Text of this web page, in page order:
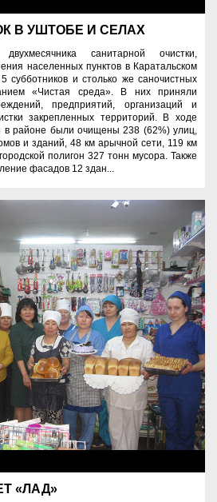
В УШТОБЕ И СЕЛАХ
санитарной очистки,
населенных пунктов в Каратальском
и столько же саночистных
«Чистая среда». В них приняли
предприятий, организаций и
закрепленных территорий. В ходе
в районе были очищены 238 (62%) улиц,
и зданий, 48 км арычной сети, 119 км
полигон 327 тонн мусора. Также
фасадов 12 здан...
«ЛАД»